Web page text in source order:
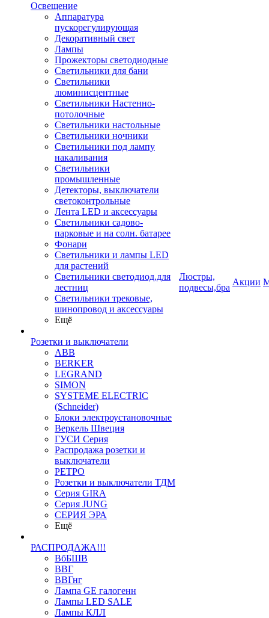
Освещение
Аппаратура
пускорегулирующая
Декоративный свет
Лампы
Прожекторы светодиодные
Светильники для бани
Светильники
люминисцентные
Светильники Настенно-
потолочные
Светильники настольные
Светильники ночники
Светильники под лампу
накаливания
Светильники
промышленные
Детекторы, выключатели
светоконтрольные
Лента LED и аксессуары
Светильники садово-
парковые и на солн. батарее
Фонари
Светильники и лампы LED
для растений
Светильники светодиод.для
лестниц
Светильники трековые,
шинопровод и аксессуары
Ещё
Розетки и выключатели
ABB
BERKER
LEGRAND
SIMON
SYSTEME ELECTRIC
(Schneider)
Блоки электроустановочные
Веркель Швеция
ГУСИ Серия
Распродажа розетки и
выключатели
РЕТРО
Розетки и выключатели ТДМ
Серия GIRA
Серия JUNG
СЕРИЯ ЭРА
Ещё
РАСПРОДАЖА!!!
ВбБШВ
ВВГ
ВВГнг
Лампа GE галогенн
Лампы LED SALE
Лампы КЛЛ
Люстры,
подвесы,бра
Акции